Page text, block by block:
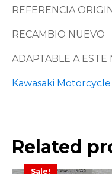
REFERENCIA
RECAMBIO NUEVO
ADAPTABLE A ESTE
Kawasaki
Related
Sale!